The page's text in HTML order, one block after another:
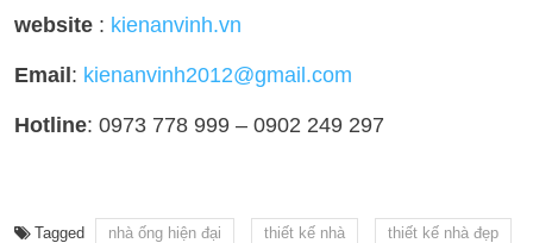
website : kienanvinh.vn
Email : kienanvinh2012@gmail.com
Hotline: 0973 778 999 – 0902 249 297
Tagged nhà ống hiện đại thiết kế nhà
thiết kế nhà đẹp